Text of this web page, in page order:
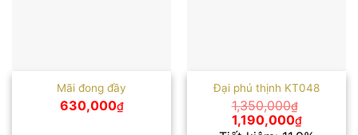
Mãi đong đầy
630,000₫
Đại phú thịnh KT048
1,350,000₫
Giá
gốc
1,190,000₫Giá
hiện